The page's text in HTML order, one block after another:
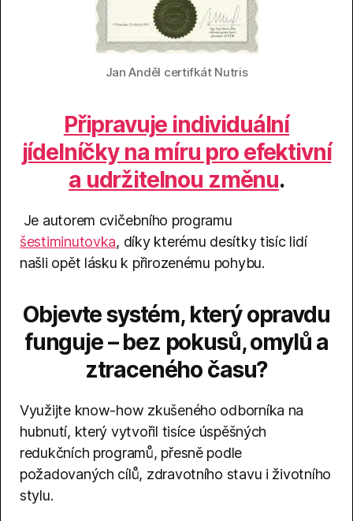
Jan Anděl certifkát Nutris
Připravuje individuální
jídelníčky na míru pro efektivní
a udržitelnou změnu.
Je autorem cvičebního programu
šestiminutovka, díky kterému desítky tisíc lidí
našli opět lásku k přirozenému pohybu.
Objevte systém, který opravdu
funguje – bez pokusů, omylů a
ztraceného času?
Využijte know-how zkušeného odborníka na
hubnutí, který vytvořil tisíce úspěšných
redukčních programů, přesně podle
požadovaných cílů, zdravotního stavu i životního
stylu.